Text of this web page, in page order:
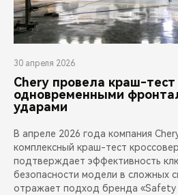
30 апреля 2026
Chery провела краш-
одновременными
ударами
В апреле 2026 года компания
комплексный краш-тест
подтверждает эффективность
безопасности модели в сложных
отражает подход бренда «Safety